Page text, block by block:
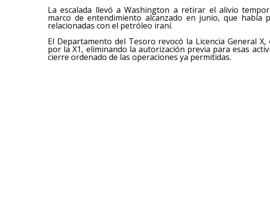
La escalada llevó a Washington a retirar el alivio
marco de entendimiento alcanzado en junio, que había
relacionadas con el petróleo iraní.
El Departamento del Tesoro revocó la Licencia General
por la X1, eliminando la autorización previa para esas
cierre ordenado de las operaciones ya permitidas.